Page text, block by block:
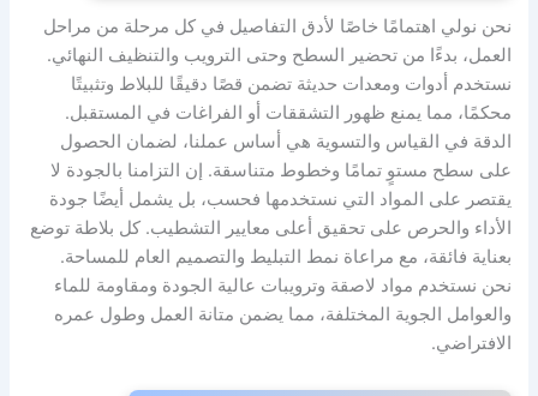
نحن نولي اهتمامًا خاصًا لأدق التفاصيل في كل مرحلة من مراحل
العمل، بدءًا من تحضير السطح وحتى الترويب والتنظيف النهائي.
نستخدم أدوات ومعدات حديثة تضمن قصًا دقيقًا للبلاط وتثبيتًا
محكمًا، مما يمنع ظهور التشققات أو الفراغات في المستقبل.
الدقة في القياس والتسوية هي أساس عملنا، لضمان الحصول
على سطح مستوٍ تمامًا وخطوط متناسقة. إن التزامنا بالجودة لا
يقتصر على المواد التي نستخدمها فحسب، بل يشمل أيضًا جودة
الأداء والحرص على تحقيق أعلى معايير التشطيب. كل بلاطة توضع
بعناية فائقة، مع مراعاة نمط التبليط والتصميم العام للمساحة.
نحن نستخدم مواد لاصقة وترويبات عالية الجودة ومقاومة للماء
والعوامل الجوية المختلفة، مما يضمن متانة العمل وطول عمره
الافتراضي.